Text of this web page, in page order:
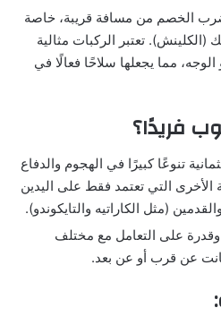
الخصم من مسافة قريبة، خاصة
تعتبر الركبات مثالية
مما يجعلها سلاحًا فعالًا في
فريدًا؟
تنوعًا كبيرًا في الهجوم والدفاع
الأخرى التي تعتمد فقط على اليدين
(مثل الكاراتيه والتايكوندو).
وقدرة على التعامل مع مختلف
عن قرب أو عن بعد.